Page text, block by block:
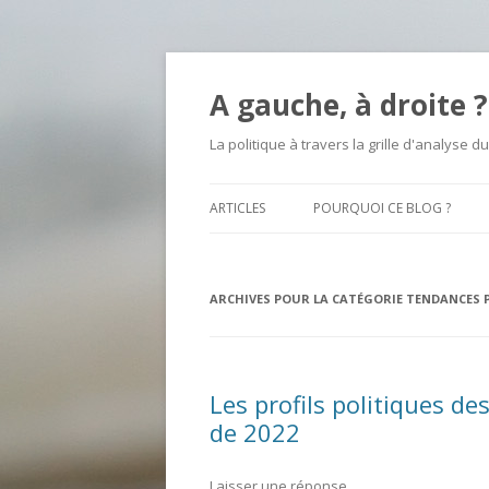
A gauche, à droite ?
La politique à travers la grille d'analyse
ARTICLES POURQUOI CE BLOG ?
ARCHIVES POUR LA CATÉGORIE TENDANCES
Les profils politiques
de 2022